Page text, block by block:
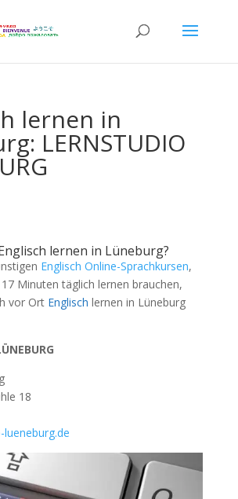
lernen in
LERNSTUDIO
lernen in Lüneburg?
Englisch Online-Sprachkursen,
Minuten täglich lernen brauchen,
vor Ort Englisch lernen in Lüneburg
18